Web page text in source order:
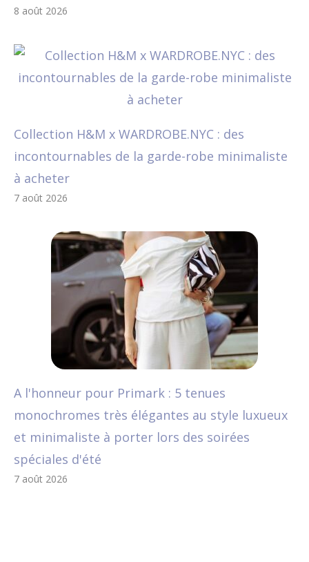
8 août 2026
Collection H&M x WARDROBE.NYC : des
incontournables de la garde-robe minimaliste
à acheter
7 août 2026
A l'honneur pour Primark : 5 tenues
monochromes très élégantes au style luxueux
et minimaliste à porter lors des soirées
spéciales d'été
7 août 2026